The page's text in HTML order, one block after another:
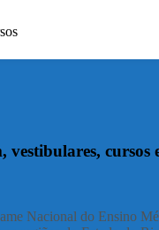
cursos
Nacional do Ensino